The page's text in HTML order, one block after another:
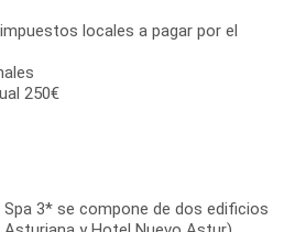
locales a pagar por el
250€
3* se compone de dos edificios